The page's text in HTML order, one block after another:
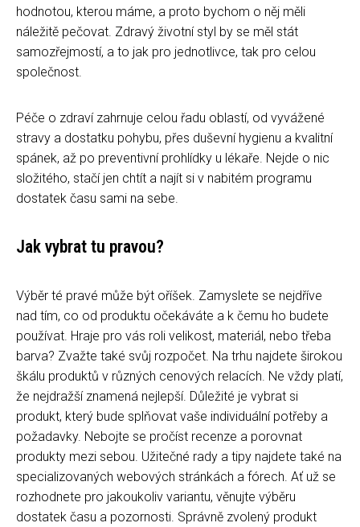
hodnotou, kterou máme, a proto bychom o něj měli
náležitě pečovat. Zdravý životní styl by se měl stát
samozřejmostí, a to jak pro jednotlivce, tak pro celou
společnost.
Péče o zdraví zahrnuje celou řadu oblastí, od vyvážené
stravy a dostatku pohybu, přes duševní hygienu a kvalitní
spánek, až po preventivní prohlídky u lékaře. Nejde o nic
složitého, stačí jen chtít a najít si v nabitém programu
dostatek času sami na sebe.
Jak vybrat tu pravou?
Výběr té pravé může být oříšek. Zamyslete se nejdříve
nad tím, co od produktu očekáváte a k čemu ho budete
používat. Hraje pro vás roli velikost, materiál, nebo třeba
barva? Zvažte také svůj rozpočet. Na trhu najdete širokou
škálu produktů v různých cenových relacích. Ne vždy platí,
že nejdražší znamená nejlepší. Důležité je vybrat si
produkt, který bude splňovat vaše individuální potřeby a
požadavky. Nebojte se pročíst recenze a porovnat
produkty mezi sebou. Užitečné rady a tipy najdete také na
specializovaných webových stránkách a fórech. Ať už se
rozhodnete pro jakoukoliv variantu, věnujte výběru
dostatek času a pozornosti. Správně zvolený produkt